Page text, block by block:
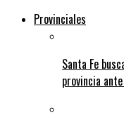
Provinciales
Santa Fe
provincia